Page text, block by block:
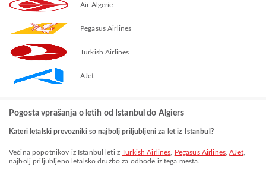
Air Algerie
Pegasus Airlines
Turkish Airlines
AJet
Pogosta vprašanja o letih od Istanbul do Algiers
Kateri letalski prevozniki so najbolj priljubljeni za let iz Istanbul?
Večina popotnikov iz Istanbul leti zTurkish Airlines Pegasus Airlines,AJet,
najbolj priljubljeno letalsko družbo za odhode iz tega mesta.